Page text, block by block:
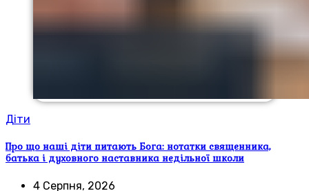
Діти
Про що наші діти питають Бога: нотатки священника,
батька і духовного наставника недільної школи
4 Серпня, 2026